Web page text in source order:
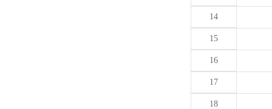
14
15
16
17
18